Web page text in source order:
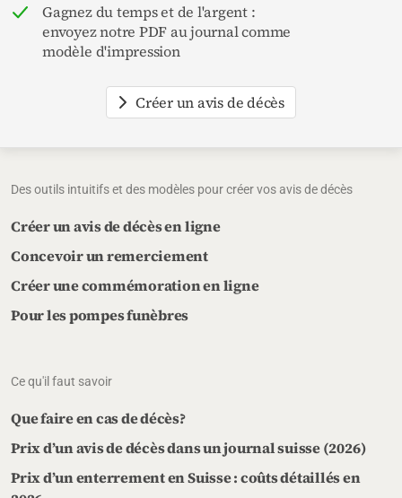
Gagnez du temps et de l'argent :
envoyez notre PDF au journal comme
modèle d'impression
Créer un avis de décès
Des outils intuitifs et des modèles pour créer vos avis de décès
Créer un avis de décès en ligne
Concevoir un remerciement
Créer une commémoration en ligne
Pour les pompes funèbres
Ce qu'il faut savoir
Que faire en cas de décès?
Prix d’un avis de décès dans un journal suisse (2026)
Prix d’un enterrement en Suisse : coûts détaillés en